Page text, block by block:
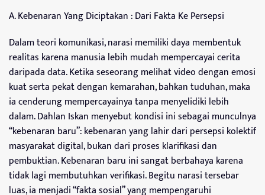
A. Kebenaran Yang Diciptakan : Dari Fakta Ke Persepsi
Dalam teori komunikasi, narasi memiliki daya membentuk
realitas karena manusia lebih mudah mempercayai cerita
daripada data. Ketika seseorang melihat video dengan emosi
kuat serta pekat dengan kemarahan, bahkan tuduhan, maka
ia cenderung mempercayainya tanpa menyelidiki lebih
dalam. Dahlan Iskan menyebut kondisi ini sebagai munculnya
“kebenaran baru”: kebenaran yang lahir dari persepsi kolektif
masyarakat digital, bukan dari proses klarifikasi dan
pembuktian. Kebenaran baru ini sangat berbahaya karena
tidak lagi membutuhkan verifikasi. Begitu narasi tersebar
luas, ia menjadi “fakta sosial” yang mempengaruhi